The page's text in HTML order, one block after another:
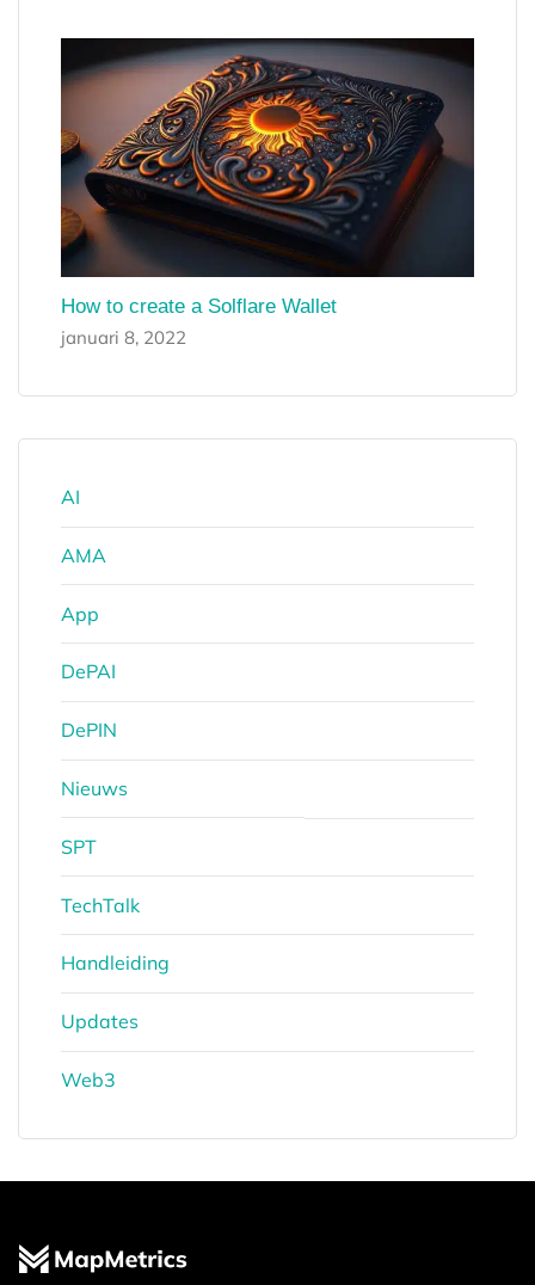
How to create a Solflare Wallet
januari 8, 2022
AI
AMA
App
DePAI
DePIN
Nieuws
SPT
TechTalk
Handleiding
Updates
Web3